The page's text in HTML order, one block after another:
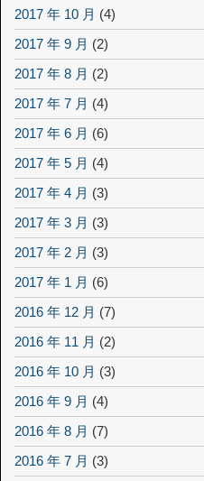
2017 年 10 月 (4)
2017 年 9 月 (2)
2017 年 8 月 (2)
2017 年 7 月 (4)
2017 年 6 月 (6)
2017 年 5 月 (4)
2017 年 4 月 (3)
2017 年 3 月 (3)
2017 年 2 月 (3)
2017 年 1 月 (6)
2016 年 12 月 (7)
2016 年 11 月 (2)
2016 年 10 月 (3)
2016 年 9 月 (4)
2016 年 8 月 (7)
2016 年 7 月 (3)